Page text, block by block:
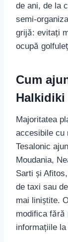
de ani, de la
semi-
grijă: evitați
ocupă
Cum
Halkidiki
Majoritatea
accesibile cu
Tesalonic
Moudania,
Sarti și
de taxi sau
mai liniștite.
modifica fără
informațiile